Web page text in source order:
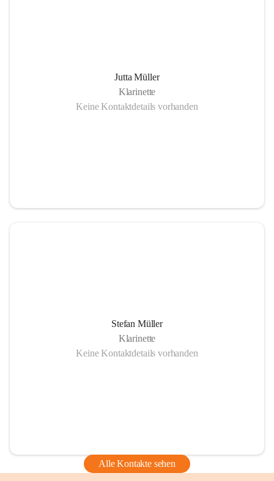
Jutta Müller
Klarinette
Keine Kontaktdetails vorhanden
Stefan Müller
Klarinette
Keine Kontaktdetails vorhanden
Alle Kontakte sehen